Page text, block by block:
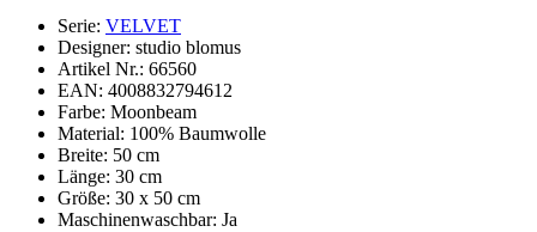
Serie: VELVET
Designer: studio blomus
Artikel Nr.: 66560
EAN: 4008832794612
Farbe: Moonbeam
Material: 100% Baumwolle
Breite: 50 cm
Länge: 30 cm
Größe: 30 x 50 cm
Maschinenwaschbar: Ja